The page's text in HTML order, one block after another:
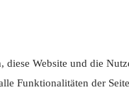
Website und die
Funktionalitäten der